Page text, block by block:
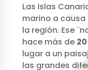
Las Islas
marino a causa
la región. Ese
hace más de
lugar a un
las grandes